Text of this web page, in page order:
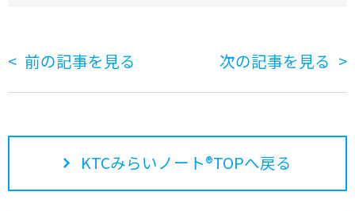
前の記事を見る 次の記事を見る
KTCみらいノート®TOPへ戻る